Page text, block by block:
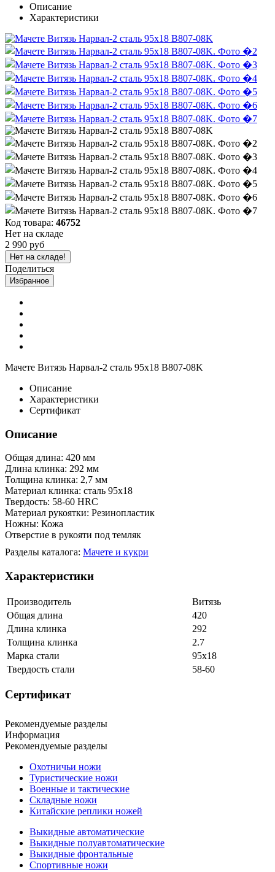
Описание
Характеристики
Код товара: 46752
Нет на складе
2 990 руб
Нет на складе!
Поделиться
Избранное
Мачете Витязь Нарвал-2 сталь 95х18 B807-08K
Описание
Характеристики
Сертификат
Описание
Общая длина: 420 мм
Длина клинка: 292 мм
Толщина клинка: 2,7 мм
Материал клинка: сталь 95х18
Твердость: 58-60 HRC
Материал рукоятки: Резинопластик
Ножны: Кожа
Отверстие в рукояти под темляк
Разделы каталога: Мачете и кукри
Характеристики
Производитель
Витязь
Общая длина
420
Длина клинка
292
Толщина клинка
2.7
Марка стали
95х18
Твердость стали
58-60
Сертификат
Рекомендуемые разделы
Информация
Рекомендуемые разделы
Охотничьи ножи
Туристические ножи
Военные и тактические
Складные ножи
Китайские реплики ножей
Выкидные автоматические
Выкидные полуавтоматические
Выкидные фронтальные
Спортивные ножи